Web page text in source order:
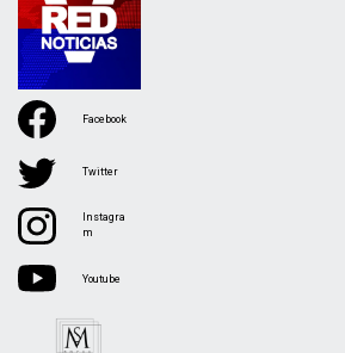
Facebook
Twitter
Instagra
m
Youtube